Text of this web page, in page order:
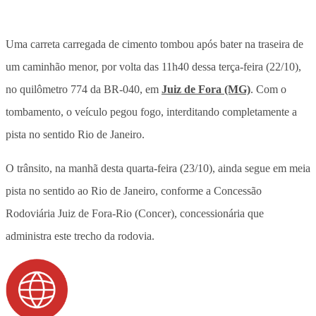
Uma carreta carregada de cimento tombou após bater na traseira de
um caminhão menor, por volta das 11h40 dessa terça-feira (22/10),
no quilômetro 774 da BR-040, em Juiz de Fora (MG). Com o
tombamento, o veículo pegou fogo, interditando completamente a
pista no sentido Rio de Janeiro.
O trânsito, na manhã desta quarta-feira (23/10), ainda segue em meia
pista no sentido ao Rio de Janeiro, conforme a Concessão
Rodoviária Juiz de Fora-Rio (Concer), concessionária que
administra este trecho da rodovia.